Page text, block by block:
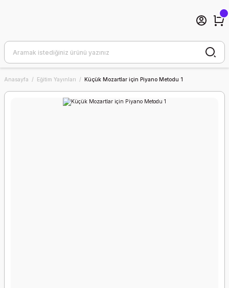
Anasayfa Eğitim Yayınları Küçük Mozartlar için Piyano Metodu 1